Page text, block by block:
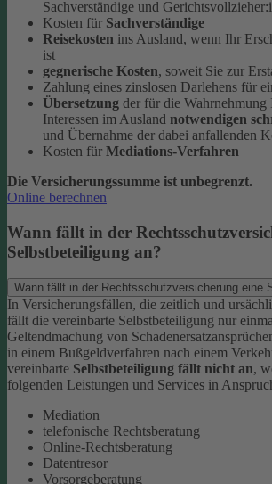
Sachverständige und
Kosten für Sachverständige
Reisekosten ins Ausland, wenn Ihr
ist
gegnerische Kosten, soweit Sie zur
Zahlung eines zinslosen Darlehens für
Übersetzung der für die Wahrnehmung
Interessen im Ausland notwendigen
und Übernahme der dabei anfallenden
Kosten für Mediations-Verfahren
Die Versicherungssumme ist unbegrenzt.
Online berechnen
Wann fällt in der
Selbstbeteiligung an?
Wann fällt in der Rechtsschutzversicherung eine
In Versicherungsfällen, die zeitlich und
fällt die vereinbarte Selbstbeteiligung nur
Geltendmachung von
in einem Bußgeldverfahren nach einem
vereinbarte Selbstbeteiligung fällt nicht an,
folgenden Leistungen und Services in
Mediation
telefonische Rechtsberatung
Online-Rechtsberatung
Datentresor
Vorsorgeberatung